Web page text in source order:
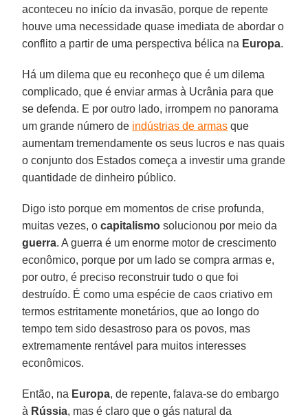
aconteceu no início da invasão, porque de repente
houve uma necessidade quase imediata de abordar o
conflito a partir de uma perspectiva bélica na Europa.
Há um dilema que eu reconheço que é um dilema
complicado, que é enviar armas à Ucrânia para que
se defenda. E por outro lado, irrompem no panorama
um grande número de indústrias de armas que
aumentam tremendamente os seus lucros e nas quais
o conjunto dos Estados começa a investir uma grande
quantidade de dinheiro público.
Digo isto porque em momentos de crise profunda,
muitas vezes, ocapitalismo solucionou por meio da
guerra. A guerra é um enorme motor de crescimento
econômico, porque por um lado se compra armas e,
por outro, é preciso reconstruir tudo o que foi
destruído. É como uma espécie de caos criativo em
termos estritamente monetários, que ao longo do
tempo tem sido desastroso para os povos, mas
extremamente rentável para muitos interesses
econômicos.
Então, na Europa, de repente, falava-se do embargo
à Rússia, mas é claro que o gás natural da